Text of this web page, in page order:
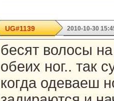
UG#1139 2010-10-30
бесят волосы
обеих ног.. так
когда одеваеш